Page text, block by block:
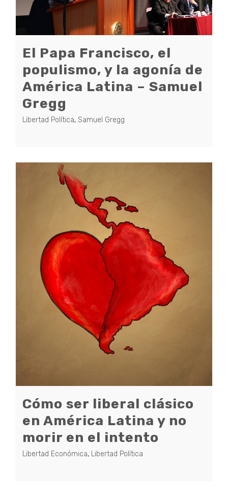
El Papa Francisco, el
populismo, y la agonía de
América Latina – Samuel
Gregg
Libertad Política, Samuel Gregg
Cómo ser liberal clásico
en América Latina y no
morir en el intento
Libertad Económica, Libertad Política